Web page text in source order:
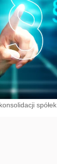
spółek